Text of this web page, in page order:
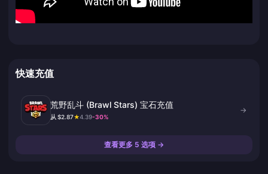
快速充值
荒野乱斗 (Brawl Stars) 宝石充值
从 $2.87★4.39-30%
→
查看更多 5 选项 →